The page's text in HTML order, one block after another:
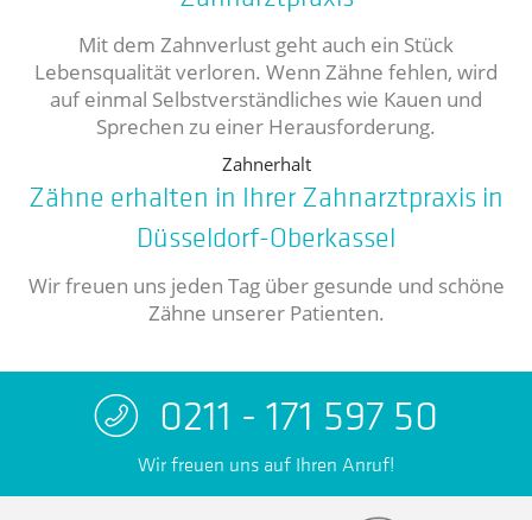
Mit dem Zahnverlust geht auch ein Stück
Lebensqualität verloren. Wenn Zähne fehlen, wird
auf einmal Selbstverständliches wie Kauen und
Sprechen zu einer Herausforderung.
Zahnerhalt
Zähne erhalten in Ihrer Zahnarztpraxis in
Düsseldorf-Oberkassel
Wir freuen uns jeden Tag über gesunde und schöne
Zähne unserer Patienten.
0211 - 171 597 50
Wir freuen uns auf Ihren Anruf!